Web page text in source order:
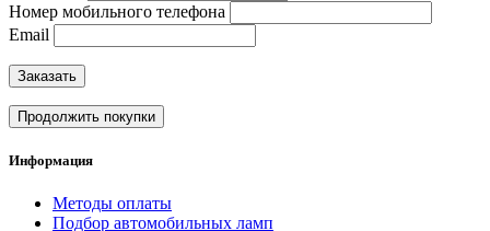
Номер мобильного телефона
Email
Заказать
Продолжить покупки
Информация
Методы оплаты
Подбор автомобильных ламп